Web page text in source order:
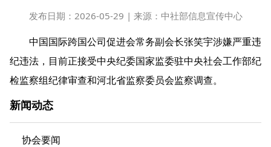
新闻动态
协会要闻
发布日期： 2026-05-29 | 来源：中社部信息宣传中心
中国国际跨国公司促进会常务副会长张笑宇涉嫌严重违
纪违法，目前正接受中央纪委国家监委驻中央社会工作部纪
检监察组纪律审查和河北省监察委员会监察调查。